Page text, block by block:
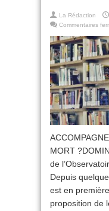
La Rédaction
Commentaires
MORT
de
Depuis
est en
proposition de